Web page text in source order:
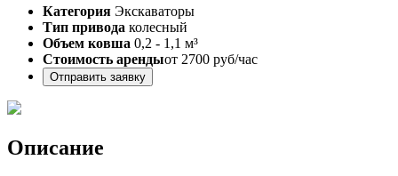
Категория Экскаваторы
Тип привода колесный
Объем ковша 0,2 - 1,1 м³
Стоимость арендыот 2700 руб/час
Отправить заявку
Описание